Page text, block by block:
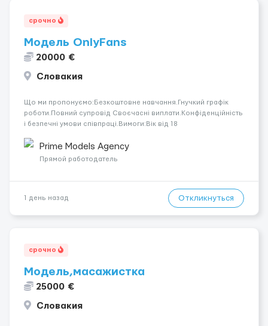
срочно
Модель OnlyFans
20000 €
Словакия
Що ми пропонуємо:Безкоштовне навчання.Гнучкий графік
роботи.Повний супровід Своєчасні виплати.Конфіденційність
і безпечні умови співпраці.Вимоги:Вік від 18
розвиватися.Досвід не обов’язковий.Якщо вас зацікавила
вакансія — залишайте відгук, і ми зв’яжемося ...
Prime Models Agency
Прямой работодатель
1 день назад Откликнуться
срочно
Модель,масажистка
25000 €
Словакия